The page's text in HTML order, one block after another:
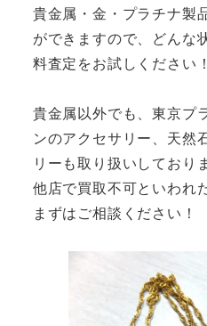
貴金属・金・プラチナ製
ができますので、どんな
料査定をお試しください！
貴金属以外でも、東京プ
ンのアクセサリー、天然
リーも取り扱いしており
他店で買取不可といわれ
まずはご相談ください！